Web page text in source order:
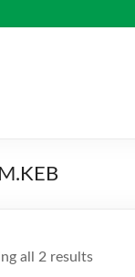
all 2 results